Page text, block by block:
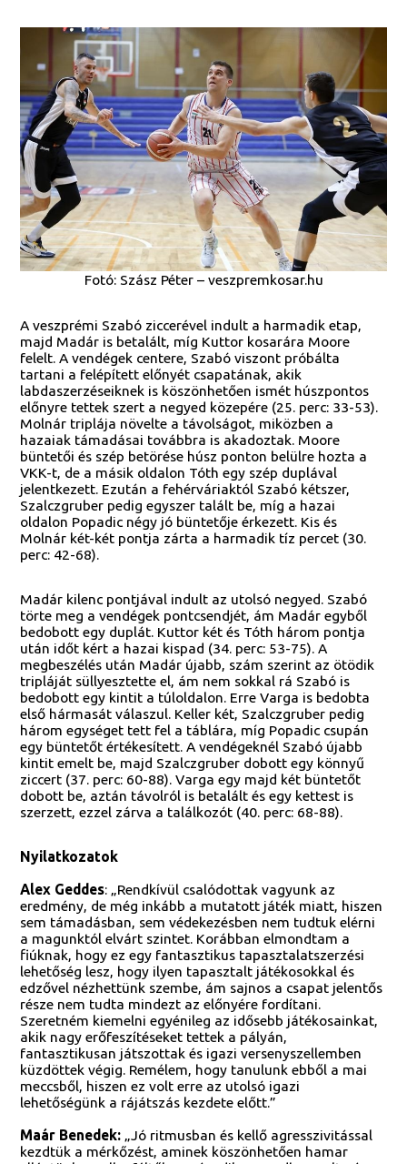
Fotó: Szász Péter – veszpremkosar.hu
A veszprémi Szabó ziccerével indult a harmadik etap,
majd Madár is betalált, míg Kuttor kosarára Moore
felelt. A vendégek centere, Szabó viszont próbálta
tartani a felépített előnyét csapatának, akik
labdaszerzéseiknek is köszönhetően ismét húszpontos
előnyre tettek szert a negyed közepére (25. perc: 33-53).
Molnár triplája növelte a távolságot, miközben a
hazaiak támadásai továbbra is akadoztak. Moore
büntetői és szép betörése húsz ponton belülre hozta a
VKK-t, de a másik oldalon Tóth egy szép duplával
jelentkezett. Ezután a fehérváriaktól Szabó kétszer,
Szalczgruber pedig egyszer talált be, míg a hazai
oldalon Popadic négy jó büntetője érkezett. Kis és
Molnár két-két pontja zárta a harmadik tíz percet (30.
perc: 42-68).
Madár kilenc pontjával indult az utolsó negyed. Szabó
törte meg a vendégek pontcsendjét, ám Madár egyből
bedobott egy duplát. Kuttor két és Tóth három pontja
után időt kért a hazai kispad (34. perc: 53-75). A
megbeszélés után Madár újabb, szám szerint az ötödik
tripláját süllyesztette el, ám nem sokkal rá Szabó is
bedobott egy kintit a túloldalon. Erre Varga is bedobta
első hármasát válaszul. Keller két, Szalczgruber pedig
három egységet tett fel a táblára, míg Popadic csupán
egy büntetőt értékesített. A vendégeknél Szabó újabb
kintit emelt be, majd Szalczgruber dobott egy könnyű
ziccert (37. perc: 60-88). Varga egy majd két büntetőt
dobott be, aztán távolról is betalált és egy kettest is
szerzett, ezzel zárva a találkozót (40. perc: 68-88).
Nyilatkozatok
Alex Geddes: „Rendkívül csalódottak vagyunk az
eredmény, de még inkább a mutatott játék miatt, hiszen
sem támadásban, sem védekezésben nem tudtuk elérni
a magunktól elvárt szintet. Korábban elmondtam a
fiúknak, hogy ez egy fantasztikus tapasztalatszerzési
lehetőség lesz, hogy ilyen tapasztalt játékosokkal és
edzővel nézhettünk szembe, ám sajnos a csapat jelentős
része nem tudta mindezt az előnyére fordítani.
Szeretném kiemelni egyénileg az idősebb játékosainkat,
akik nagy erőfeszítéseket tettek a pályán,
fantasztikusan játszottak és igazi versenyszellemben
küzdöttek végig. Remélem, hogy tanulunk ebből a mai
meccsből, hiszen ez volt erre az utolsó igazi
lehetőségünk a rájátszás kezdete előtt.”
Maár Benedek: „Jó ritmusban és kellő agresszivitással
kezdtük a mérkőzést, aminek köszönhetően hamar